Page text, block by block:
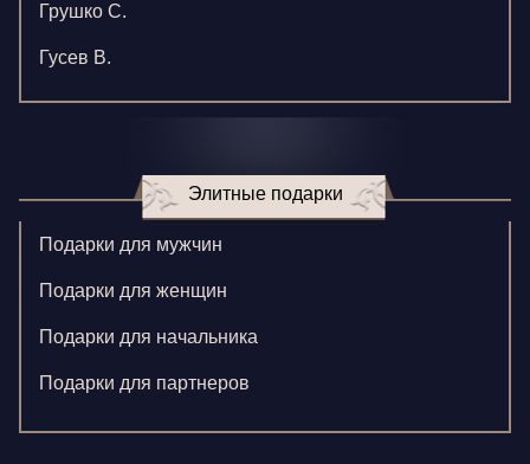
Грушко С.
Гусев В.
Зверева В.
Кормилицына Е.
Корнилова В.
Ларионова С.
Левушкина Н.
Ненажный А.
Олонцев О.
Элитные подарки
Подарки для мужчин
Подарки для женщин
Подарки для начальника
Подарки для партнеров